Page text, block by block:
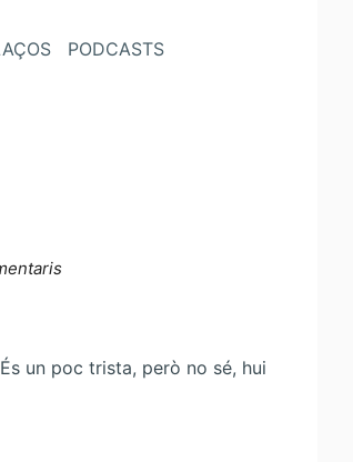
PODCASTS
plena
un poc trista, però no sé, hui